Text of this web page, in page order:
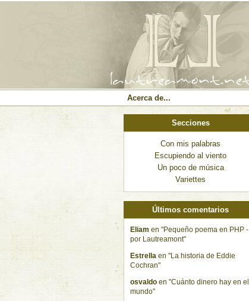
Acerca de...
Secciones
Con mis palabras
Escupiendo al viento
Un poco de música
Variettes
Últimos comentarios
Eliam en "Pequeño poema en PHP -
por Lautreamont"
Estrella en "La historia de Eddie
Cochran"
osvaldo en "Cuánto dinero hay en el
mundo"